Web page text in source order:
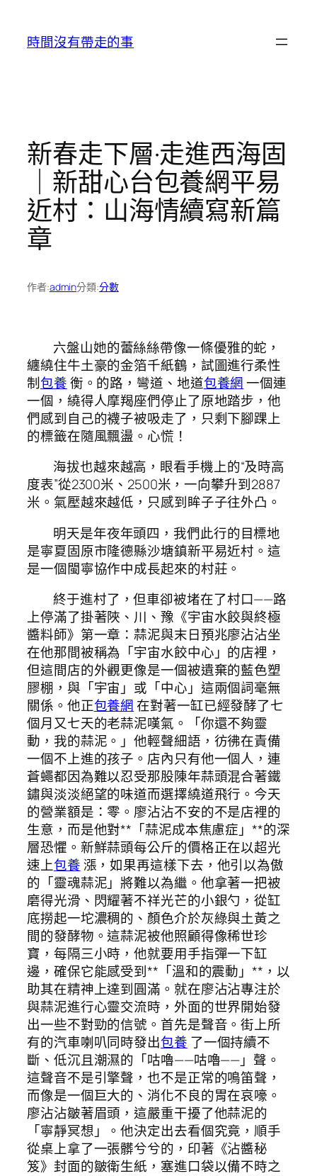
時間沒有帶走的事
新春走下層·走進西海固
｜新甜心台包養網平易
近村：山海情續寫新篇
章
作者:admin分類:分數
六盤山她的蕾絲絲帶像一條優雅的蛇，
纏繞住牛土豪的金箔千紙鶴，試圖進行柔性
制包養衡。的路，彎道、地道包養網一個連
一個，繞得人摩羯座們停止了原地踏步，他
們感到自己的襪子被吸走了，只剩下腳踝上
的標籤在隨風飄盪。心慌！
海拔也越來越高，眼看手機上的“及時高
度表”從2300米、2500米，一向攀升到2887
米。氣壓越來越低，只感到眸子子往外凸。
明天是年夜年頭四，我們此行的目標地
是寧夏固原市隆德縣沙塘鎮新平易近村。這
是一個閩寧協作中成長起來的村莊。
終于進村了，但車卻被堵在了村口——路
上停滿了掛著陜、川、豫《宇宙水餃與終極
醬料師》第一章：蒜泥與末日預兆廖沾沾坐
在他那間被稱為「宇宙水餃中心」的店裡，
但這間店的外觀更像是一個被遺棄的藍色塑
膠棚，與「宇宙」或「中心」這兩個詞毫無
關係。他正包養網在對著一缸已經發酵了七
個月又七天的老蒜泥嘆氣。「你還不夠靈
動，我的蒜泥。」他輕聲細語，彷彿在責備
一個不上進的孩子。店內只有他一個人，連
蒼蠅都因為難以忍受那股陳年蒜頭混合著鐵
鏽與淡淡絕望的味道而選擇繞道飛行。今天
的營業額是：零。廖沾沾不安的不是店裡的
生意，而是他對**「蒜泥成本焦慮症」**的深
層恐懼。新鮮蒜頭每公斤的價格正在以超光
速上包養漲，如果再這樣下去，他引以為傲
的「靈魂蒜泥」將難以為繼。他拿著一把被
磨得光滑、閃耀著不祥光芒的小銀勺，從缸
底撈起一坨濃稠的、顏色介於灰綠與土黃之
間的發酵物。這蒜泥被他照顧得像稀世珍
寶，每隔三小時，他就要用手指彈一下缸
邊，確保它能感受到**「溫和的震動」**，以
助其在精神上達到圓滿。就在廖沾沾專注於
與蒜泥進行心靈交流時，外面的世界開始發
出一些不對勁的信號。首先是聲音。街上所
有的汽車喇叭同時發出包養 了一個持續不
斷、低沉且潮濕的「咕嚕——咕嚕——」聲。
這聲音不是引擎聲，也不是正常的鳴笛聲，
而像是一個巨大的、消化不良的胃在哀嚎。
廖沾沾皺著眉頭，這嚴重干擾了他蒜泥的
「寧靜冥想」。他決定出去看個究竟，順手
從桌上拿了一張髒兮兮的，印著《沾醬秘
笈》封面的皺衛生紙，塞進口袋以備不時之